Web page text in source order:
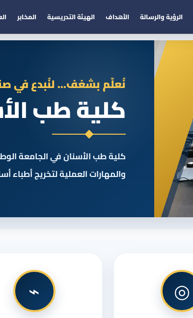
الرؤية والرسالة الأهداف الهيئة التدريسية المخابر
نُعلّم بشغف... لنُبدع في
كلية طب
كلية طب الأسنان في الجامعة
والمهارات العملية لتخريج أطباء
◎
⌁